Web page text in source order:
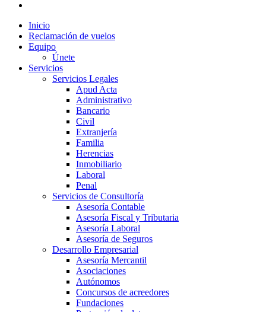
Inicio
Reclamación de vuelos
Equipo
Únete
Servicios
Servicios Legales
Apud Acta
Administrativo
Bancario
Civil
Extranjería
Familia
Herencias
Inmobiliario
Laboral
Penal
Servicios de Consultoría
Asesoría Contable
Asesoría Fiscal y Tributaria
Asesoría Laboral
Asesoría de Seguros
Desarrollo Empresarial
Asesoría Mercantil
Asociaciones
Autónomos
Concursos de acreedores
Fundaciones